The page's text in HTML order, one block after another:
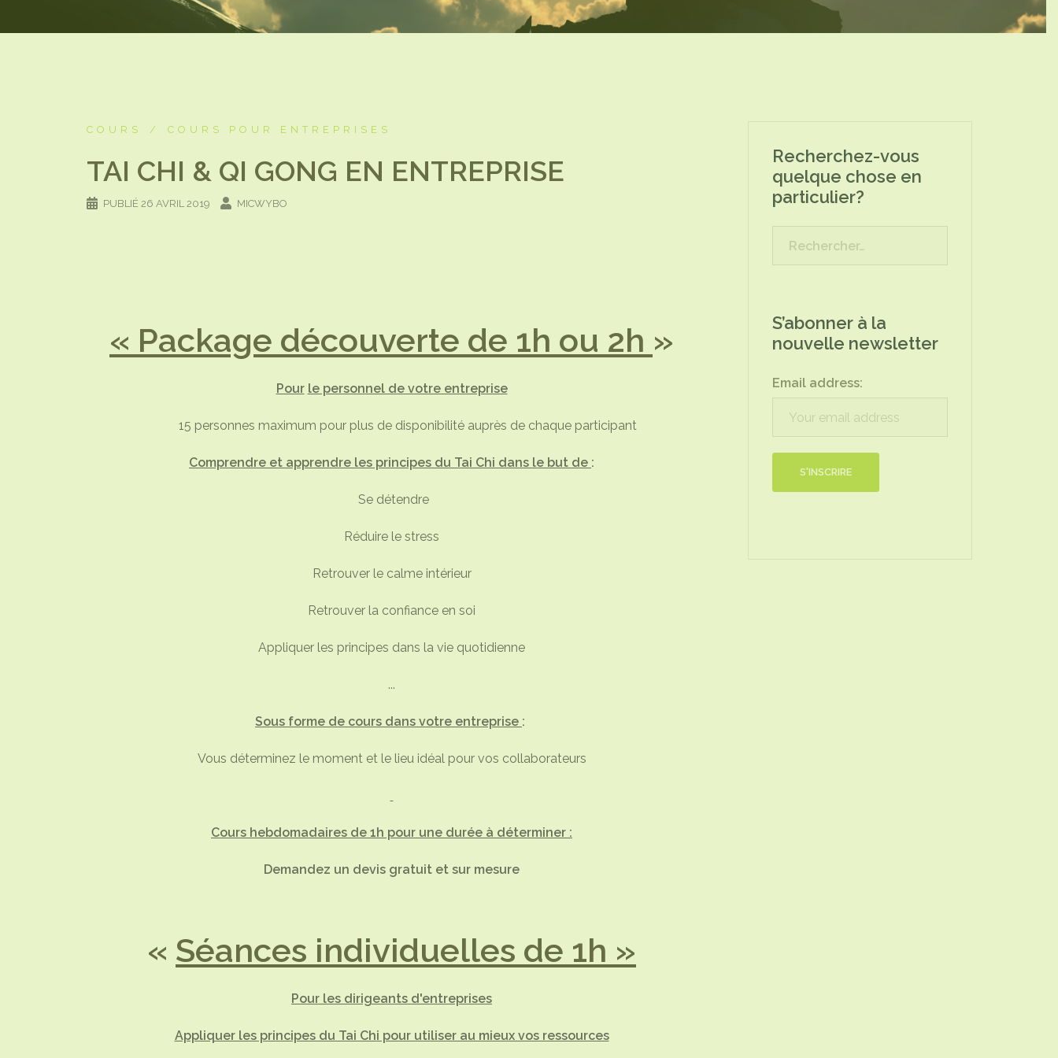
COURS COURS POUR ENTREPRISES
TAI CHI & QI GONG EN ENTREPRISE
PUBLIÉ 26 AVRIL 2019 MICWYBO
« Package découverte de 1h ou 2h »
Pour le personnel de votre entreprise
15 personnes maximum pour plus de disponibilité auprès de chaque participant
Comprendre et apprendre les principes du Tai Chi dans le but de :
Se détendre
Réduire le stress
Retrouver le calme intérieur
Retrouver la confiance en soi
Appliquer les principes dans la vie quotidienne
...
Sous forme de cours dans votre entreprise :
Vous déterminez le moment et le lieu idéal pour vos collaborateurs
Cours hebdomadaires de 1h pour une durée à déterminer :
Demandez un devis gratuit et sur mesure
« Séances individuelles de 1h »
Pour les dirigeants d'entreprises
Appliquer les principes du Tai Chi pour utiliser au mieux vos ressources
Recherchez-vous
quelque chose en
particulier?
S’abonner à la
nouvelle newsletter
Email address: